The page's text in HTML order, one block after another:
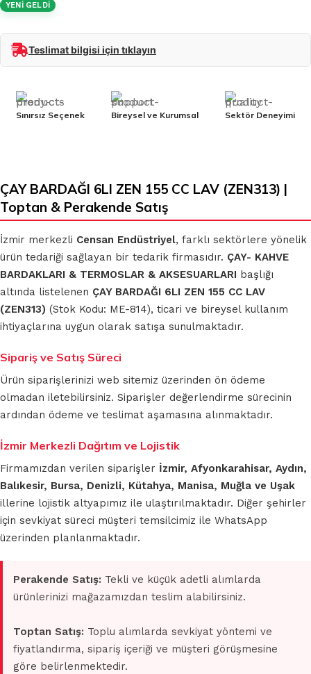
YENİ GELDİ
Teslimat bilgisi için tıklayın
Sınırsız Seçenek Bireysel ve Kurumsal Sektör Deneyimi
ÇAY BARDAĞI 6LI ZEN 155 CC LAV (ZEN313) |
Toptan & Perakende Satış
İzmir merkezli Censan Endüstriyel, farklı sektörlere yönelik
ürün tedariği sağlayan bir tedarik firmasıdır. ÇAY- KAHVE
BARDAKLARI & TERMOSLAR & AKSESUARLARI başlığı
altında listelenen ÇAY BARDAĞI 6LI ZEN 155 CC LAV
(ZEN313) (Stok Kodu: ME-814), ticari ve bireysel kullanım
ihtiyaçlarına uygun olarak satışa sunulmaktadır.
Sipariş ve Satış Süreci
Ürün siparişlerinizi web sitemiz üzerinden ön ödeme
olmadan iletebilirsiniz. Siparişler değerlendirme sürecinin
ardından ödeme ve teslimat aşamasına alınmaktadır.
İzmir Merkezli Dağıtım ve Lojistik
Firmamızdan verilen siparişler İzmir, Afyonkarahisar, Aydın,
Balıkesir, Bursa, Denizli, Kütahya, Manisa, Muğla ve Uşak
illerine lojistik altyapımız ile ulaştırılmaktadır. Diğer şehirler
için sevkiyat süreci müşteri temsilcimiz ile WhatsApp
üzerinden planlanmaktadır.
Perakende Satış: Tekli ve küçük adetli alımlarda
ürünlerinizi mağazamızdan teslim alabilirsiniz.
Toptan Satış: Toplu alımlarda sevkiyat yöntemi ve
fiyatlandırma, sipariş içeriği ve müşteri görüşmesine
göre belirlenmektedir.